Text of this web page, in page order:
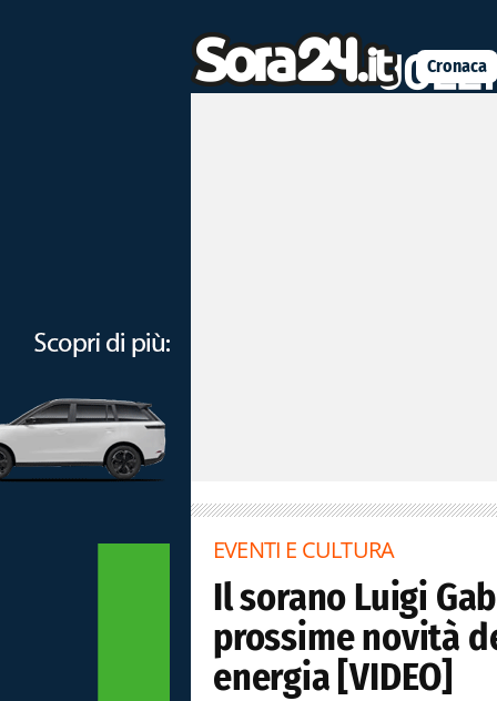
Cronaca
EVENTI E CULTURA
Il sorano Luigi
prossime novità
energia [VIDEO]